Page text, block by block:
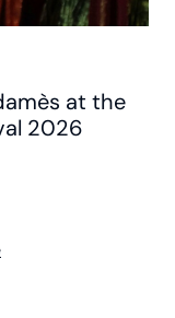
at the
2026